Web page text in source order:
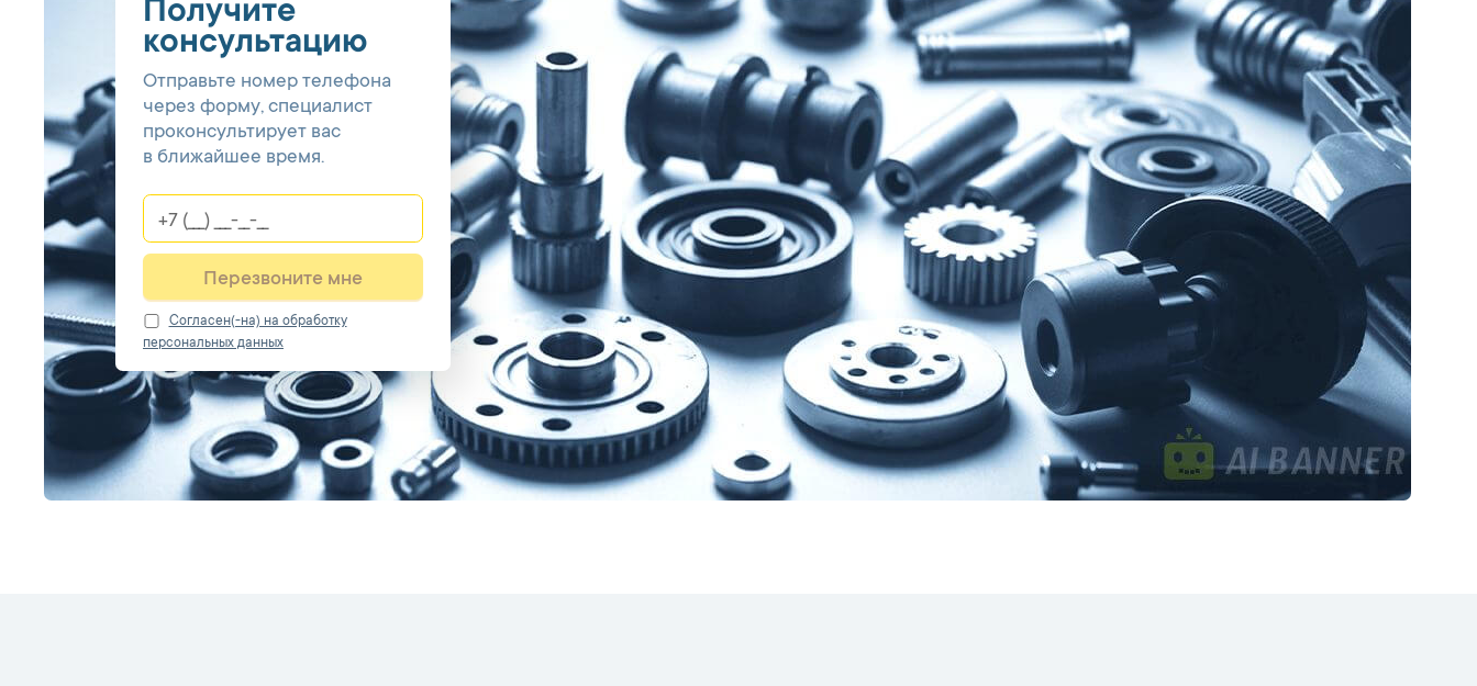
Получите
консультацию
Отправьте номер телефона
через форму, специалист
проконсультирует вас
в ближайшее время.
Перезвоните мне
Cогласен(-на) на обработку
персональных данных